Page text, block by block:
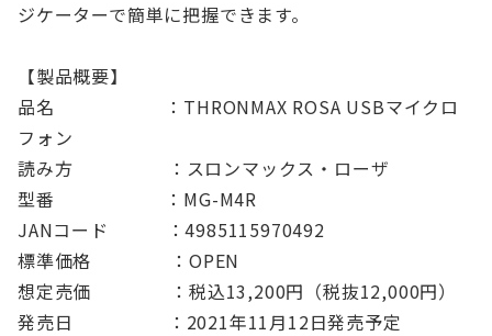
ジケーターで簡単に把握できます。
【製品概要】
品名 ：THRONMAX ROSA USBマイクロ
フォン
読み方 ：スロンマックス・ローザ
型番 ：MG-M4R
JANコード ：4985115970492
標準価格 ：OPEN
想定売価 ：税込13,200円（税抜12,000円）
発売日 ：2021年11月12日発売予定